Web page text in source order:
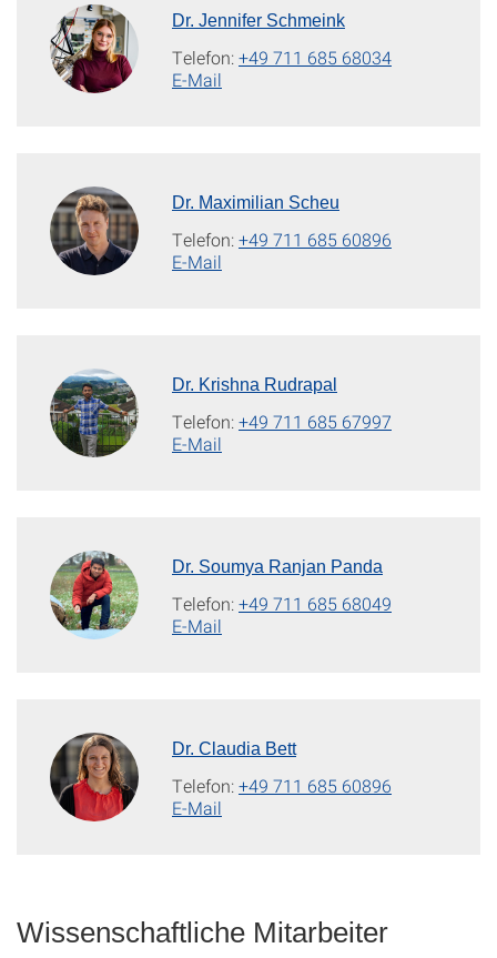
Dr. Jennifer Schmeink
Telefon:+49 711 685 68034
E-Mail
Dr. Maximilian Scheu
Telefon:+49 711 685 60896
E-Mail
Dr. Krishna Rudrapal
Telefon:+49 711 685 67997
E-Mail
Dr. Soumya Ranjan Panda
Telefon:+49 711 685 68049
E-Mail
Dr. Claudia Bett
Telefon:+49 711 685 60896
E-Mail
Wissenschaftliche Mitarbeiter